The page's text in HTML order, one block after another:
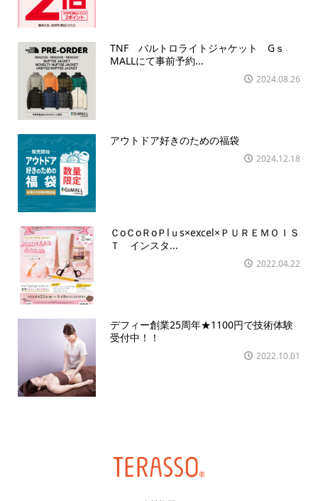
TNF バルトロライトジャケット Gｓ
MALLにて事前予約...
2024.08.26
アウトドア好きのための福袋
2024.12.18
ＣoＣoＲoＰlｕs×excel×ＰＵＲＥＭＯＩＳ
Ｔ インスタ...
2022.04.22
デフィー創業25周年★1100円で技術体験
受付中！！
2022.10.01